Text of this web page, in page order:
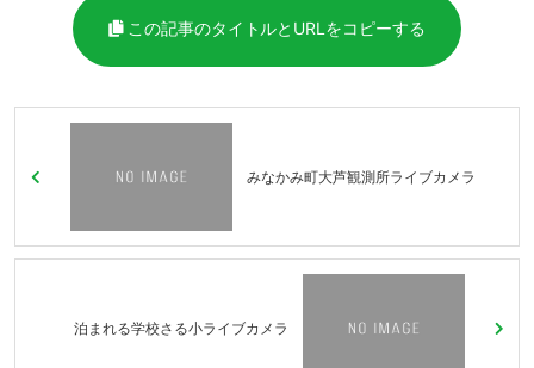
この記事のタイトルとURLをコピーする
みなかみ町大芦観測所ライブカメラ
泊まれる学校さる小ライブカメラ